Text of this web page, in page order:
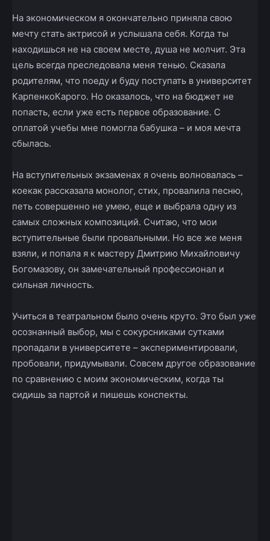
На экономическом я окончательно приняла свою
мечту стать актрисой и услышала себя. Когда ты
находишься не на своем месте, душа не молчит. Эта
цель всегда преследовала меня тенью. Сказала
родителям, что поеду и буду поступать в университет
Карпенко­Карого. Но оказалось, что на бюджет не
попасть, если уже есть первое образование. С
оплатой учебы мне помогла бабушка – и моя мечта
сбылась.
На вступительных экзаменах я очень волновалась –
кое­как рассказала монолог, стих, провалила песню,
петь совершенно не умею, еще и выбрала одну из
самых сложных композиций. Считаю, что мои
вступительные были провальными. Но все же меня
взяли, и попала я к мастеру Дмитрию Михайловичу
Богомазову, он замечательный профессионал и
сильная личность.
Учиться в театральном было очень круто. Это был уже
осознанный выбор, мы с сокурсниками сутками
пропадали в университете – экспериментировали,
пробовали, придумывали. Совсем другое образование
по сравнению с моим экономическим, когда ты
сидишь за партой и пишешь конспекты.